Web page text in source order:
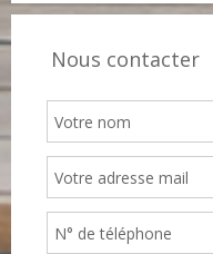
Nous contacter